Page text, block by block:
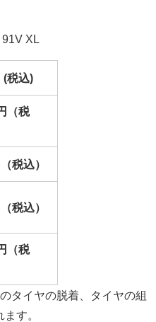
XL
(税込)
（税
税込）
税込）
（税
タイヤの脱着、タイヤの組
す。